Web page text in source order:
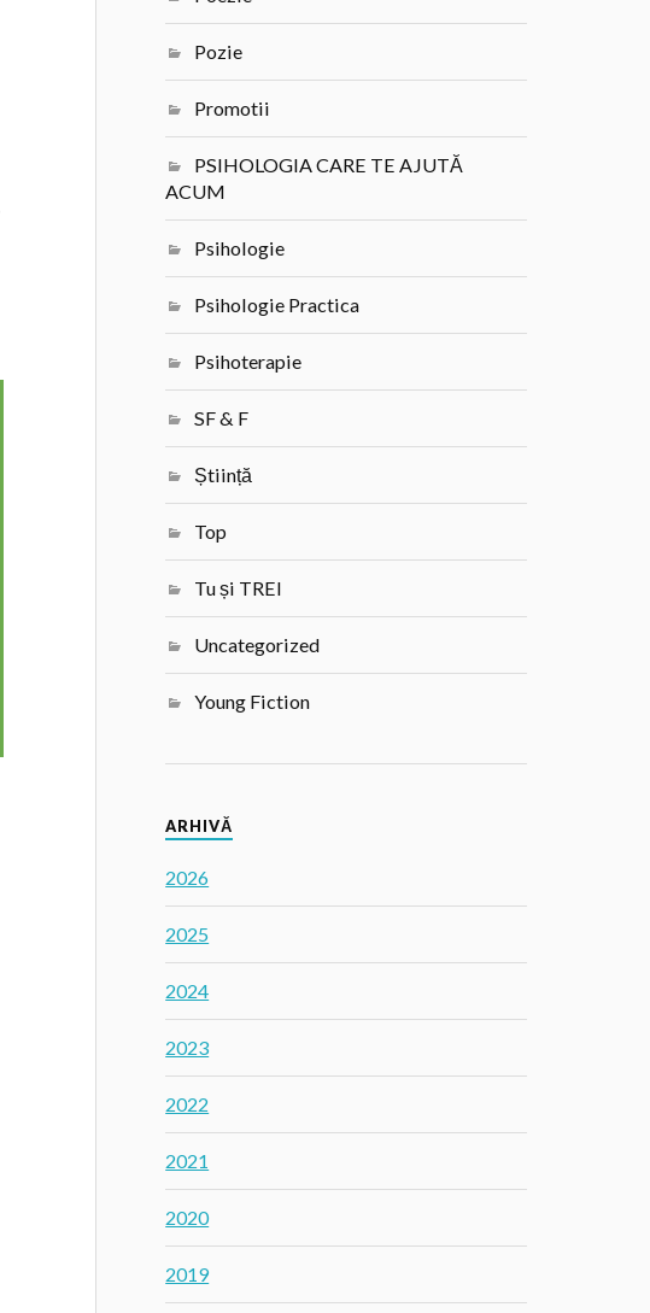
Pozie
Promotii
PSIHOLOGIA CARE TE AJUTĂ
ACUM
Psihologie
Psihologie Practica
Psihoterapie
SF & F
Știință
Top
Tu și TREI
Uncategorized
Young Fiction
ARHIVĂ
2026
2025
2024
2023
2022
2021
2020
2019